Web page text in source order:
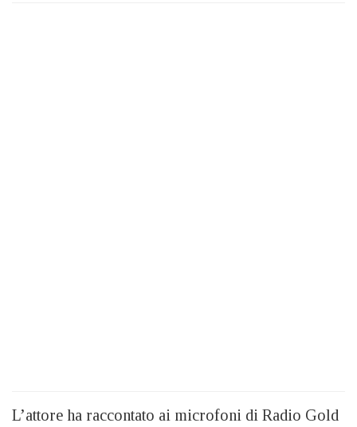
L’attore ha raccontato ai microfoni di Radio Gold